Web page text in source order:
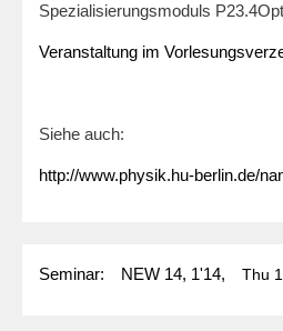
Spezialisierungsmoduls
Veranstaltung im
Siehe auch:
http://www.physik.hu-berlin.de/
Seminar: NEW 14, 1'14, Thu